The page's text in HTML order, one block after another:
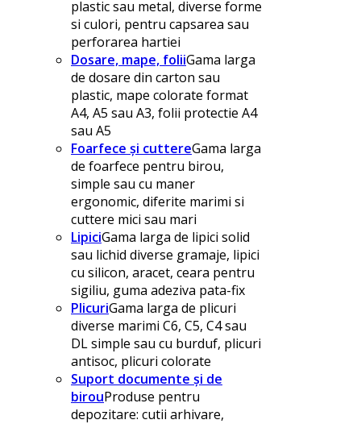
plastic sau metal, diverse forme
si culori, pentru capsarea sau
perforarea hartiei
Dosare, mape, foliiGama larga
de dosare din carton sau
plastic, mape colorate format
A4, A5 sau A3, folii protectie A4
sau A5
Foarfece și cuttereGama larga
de foarfece pentru birou,
simple sau cu maner
ergonomic, diferite marimi si
cuttere mici sau mari
LipiciGama larga de lipici solid
sau lichid diverse gramaje, lipici
cu silicon, aracet, ceara pentru
sigiliu, guma adeziva pata-fix
PlicuriGama larga de plicuri
diverse marimi C6, C5, C4 sau
DL simple sau cu burduf, plicuri
antisoc, plicuri colorate
Suport documente și de
birouProduse pentru
depozitare: cutii arhivare,